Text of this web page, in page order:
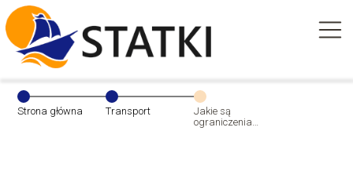
Strona główna Transport
Jakie są
ograniczenia